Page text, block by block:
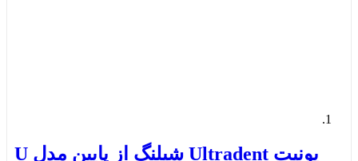
یونیت Ultradent شیلنگ از پایین مدل U